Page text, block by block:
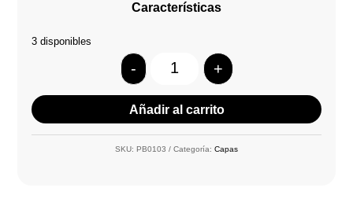
Características
3 disponibles
Quantity
- +
Añadir al carrito
SKU: PB0103 Categoría: Capas